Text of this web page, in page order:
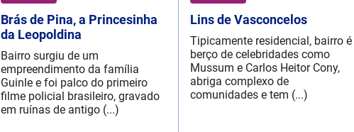
Brás de Pina, a Princesinha
da Leopoldina
Bairro surgiu de um
empreendimento da família
Guinle e foi palco do primeiro
filme policial brasileiro, gravado
em ruínas de antigo (...)
Lins de Vasconcelos
Tipicamente residencial, bairro é
berço de celebridades como
Mussum e Carlos Heitor Cony,
abriga complexo de
comunidades e tem (...)